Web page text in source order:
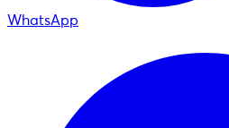
WhatsApp